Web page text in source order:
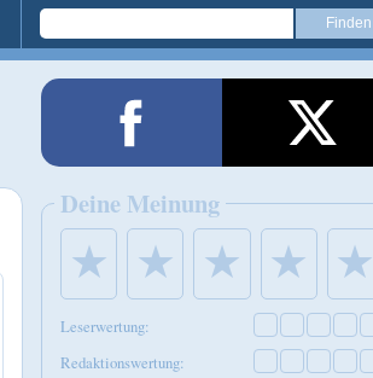
Deine Meinung
★ ★ ★ ★ ★
Leserwertung:
Redaktionswertung: